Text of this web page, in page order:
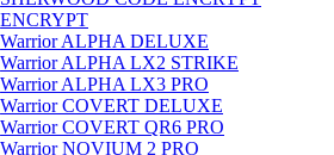
ENCRYPT
Warrior ALPHA DELUXE
Warrior ALPHA LX2 STRIKE
Warrior ALPHA LX3 PRO
Warrior COVERT DELUXE
Warrior COVERT QR6 PRO
Warrior NOVIUM 2 PRO